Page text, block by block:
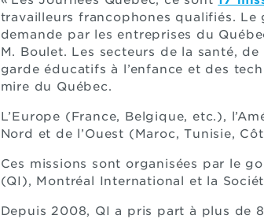
travailleurs francophones qualifiés.
demande par les entreprises du
M. Boulet. Les secteurs de la santé,
garde éducatifs à l’enfance et des
mire du Québec.
L’Europe (France, Belgique, etc.),
Nord et de l’Ouest (Maroc, Tunisie,
Ces missions sont organisées par le
(QI), Montréal International et la
Depuis 2008, QI a pris part à plus de